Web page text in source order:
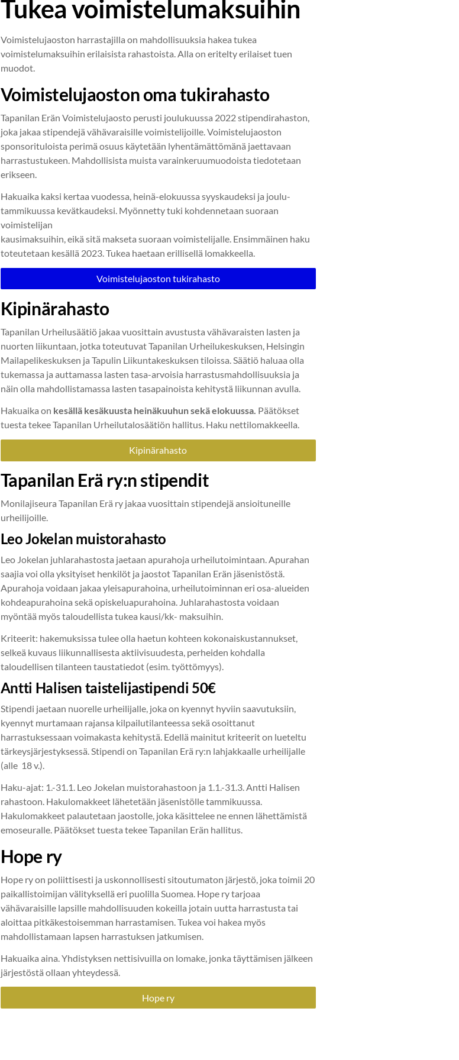
Tukea voimistelumaksuihin
Voimistelujaoston harrastajilla on mahdollisuuksia hakea tukea
voimistelumaksuihin erilaisista rahastoista. Alla on eritelty erilaiset tuen
muodot.
Voimistelujaoston oma tukirahasto
Tapanilan Erän Voimistelujaosto perusti joulukuussa 2022 stipendirahaston,
joka jakaa stipendejä vähävaraisille voimistelijoille. Voimistelujaoston
sponsorituloista perimä osuus käytetään lyhentämättömänä jaettavaan
harrastustukeen. Mahdollisista muista varainkeruumuodoista tiedotetaan
erikseen.
Hakuaika kaksi kertaa vuodessa, heinä-elokuussa syyskaudeksi ja joulu-
tammikuussa kevätkaudeksi. Myönnetty tuki kohdennetaan suoraan
voimistelijan
kausimaksuihin, eikä sitä makseta suoraan voimistelijalle. Ensimmäinen haku
toteutetaan kesällä 2023. Tukea haetaan erillisellä lomakkeella.
Voimistelujaoston tukirahasto
Kipinärahasto
Tapanilan Urheilusäätiö jakaa vuosittain avustusta vähävaraisten lasten ja
nuorten liikuntaan, jotka toteutuvat Tapanilan Urheilukeskuksen, Helsingin
Mailapelikeskuksen ja Tapulin Liikuntakeskuksen tiloissa. Säätiö haluaa olla
tukemassa ja auttamassa lasten tasa-arvoisia harrastusmahdollisuuksia ja
näin olla mahdollistamassa lasten tasapainoista kehitystä liikunnan avulla.
Hakuaika on kesällä kesäkuusta heinäkuuhun sekä elokuussa. Päätökset
tuesta tekee Tapanilan Urheilutalosäätiön hallitus. Haku nettilomakkeella.
Kipinärahasto
Tapanilan Erä ry:n stipendit
Monilajiseura Tapanilan Erä ry jakaa vuosittain stipendejä ansioituneille
urheilijoille.
Leo Jokelan muistorahasto
Leo Jokelan juhlarahastosta jaetaan apurahoja urheilutoimintaan. Apurahan
saajia voi olla yksityiset henkilöt ja jaostot Tapanilan Erän jäsenistöstä.
Apurahoja voidaan jakaa yleisapurahoina, urheilutoiminnan eri osa-alueiden
kohdeapurahoina sekä opiskeluapurahoina. Juhlarahastosta voidaan
myöntää myös taloudellista tukea kausi/kk- maksuihin.
Kriteerit: hakemuksissa tulee olla haetun kohteen kokonaiskustannukset,
selkeä kuvaus liikunnallisesta aktiivisuudesta, perheiden kohdalla
taloudellisen tilanteen taustatiedot (esim. työttömyys).
Antti Halisen taistelijastipendi 50€
Stipendi jaetaan nuorelle urheilijalle, joka on kyennyt hyviin saavutuksiin,
kyennyt murtamaan rajansa kilpailutilanteessa sekä osoittanut
harrastuksessaan voimakasta kehitystä. Edellä mainitut kriteerit on lueteltu
tärkeysjärjestyksessä. Stipendi on Tapanilan Erä ry:n lahjakkaalle urheilijalle
(alle 18 v.).
Haku-ajat: 1.-31.1. Leo Jokelan muistorahastoon ja 1.1.-31.3. Antti Halisen
rahastoon. Hakulomakkeet lähetetään jäsenistölle tammikuussa.
Hakulomakkeet palautetaan jaostolle, joka käsittelee ne ennen lähettämistä
emoseuralle. Päätökset tuesta tekee Tapanilan Erän hallitus.
Hope ry
Hope ry on poliittisesti ja uskonnollisesti sitoutumaton järjestö, joka toimii 20
paikallistoimijan välityksellä eri puolilla Suomea. Hope ry tarjoaa
vähävaraisille lapsille mahdollisuuden kokeilla jotain uutta harrastusta tai
aloittaa pitkäkestoisemman harrastamisen. Tukea voi hakea myös
mahdollistamaan lapsen harrastuksen jatkumisen.
Hakuaika aina. Yhdistyksen nettisivuilla on lomake, jonka täyttämisen jälkeen
järjestöstä ollaan yhteydessä.
Hope ry